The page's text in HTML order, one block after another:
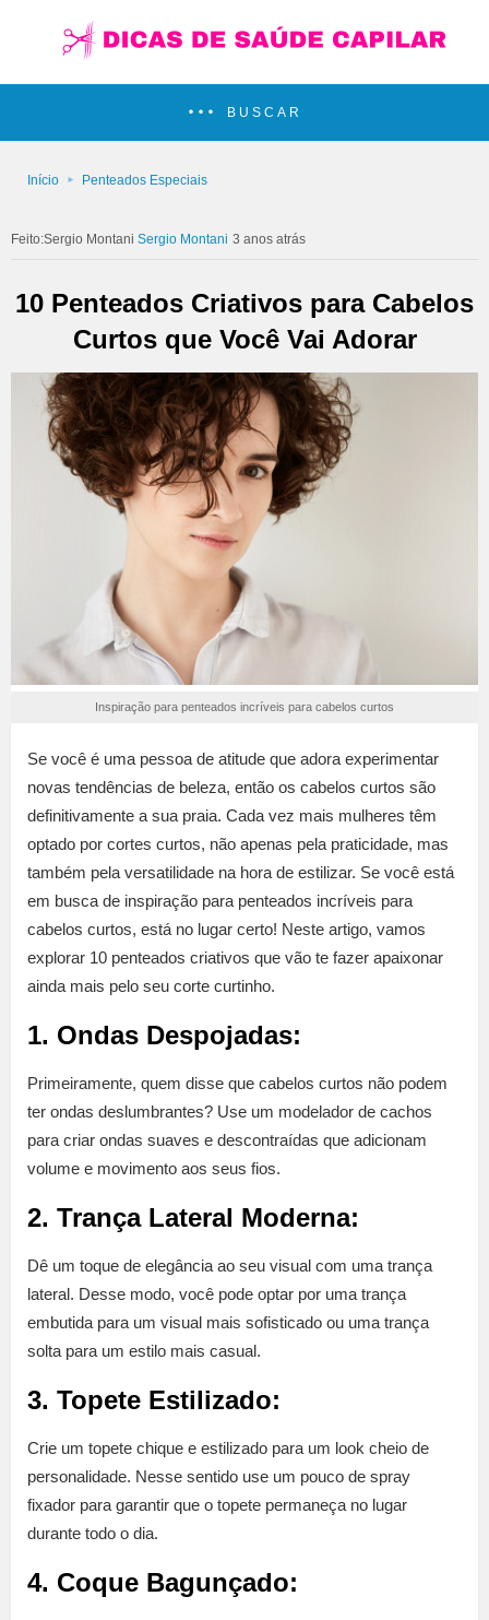
BUSCAR
Início Penteados Especiais
Sergio Montani 3 anos atrás
10 Penteados Criativos para Cabelos
Curtos que Você Vai Adorar
Inspiração para penteados incríveis para cabelos curtos
Se você é uma pessoa de atitude que adora experimentar
novas tendências de beleza, então os cabelos curtos são
definitivamente a sua praia. Cada vez mais mulheres têm
optado por cortes curtos, não apenas pela praticidade, mas
também pela versatilidade na hora de estilizar. Se você está
em busca de inspiração para penteados incríveis para
cabelos curtos, está no lugar certo! Neste artigo, vamos
explorar 10 penteados criativos que vão te fazer apaixonar
ainda mais pelo seu corte curtinho.
1. Ondas Despojadas:
Primeiramente, quem disse que cabelos curtos não podem
ter ondas deslumbrantes? Use um modelador de cachos
para criar ondas suaves e descontraídas que adicionam
volume e movimento aos seus fios.
2. Trança Lateral Moderna:
Dê um toque de elegância ao seu visual com uma trança
lateral. Desse modo, você pode optar por uma trança
embutida para um visual mais sofisticado ou uma trança
solta para um estilo mais casual.
3. Topete Estilizado:
Crie um topete chique e estilizado para um look cheio de
personalidade. Nesse sentido use um pouco de spray
fixador para garantir que o topete permaneça no lugar
durante todo o dia.
4. Coque Bagunçado: